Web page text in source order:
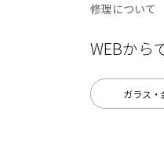
修理について
WEBから
ガラス・